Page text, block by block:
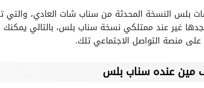
بلس النسخة المحدثة من سناب شات العادي، والتي
تجدها غير عند ممتلكي نسخة سناب بلس، بالتالي
منصة التواصل الاجتماعي تلك.
مين عنده سناب بلس